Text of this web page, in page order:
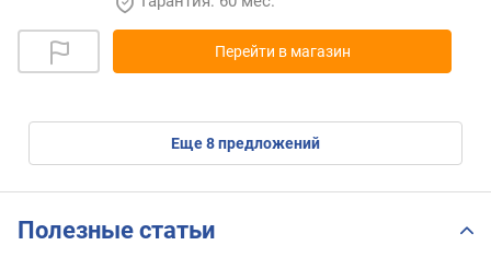
Перейти в магазин
eще8предложений
Полезные статьи